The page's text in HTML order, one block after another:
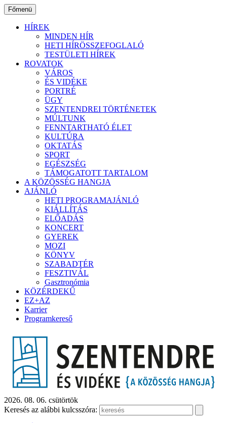
Ugrás
a
tartalomhoz
Főmenü
HÍREK
MINDEN HÍR
HETI HÍRÖSSZEFOGLALÓ
TESTÜLETI HÍREK
ROVATOK
VÁROS
ÉS VIDÉKE
PORTRÉ
ÜGY
SZENTENDREI TÖRTÉNETEK
MÚLTUNK
FENNTARTHATÓ ÉLET
KULTÚRA
OKTATÁS
SPORT
EGÉSZSÉG
TÁMOGATOTT TARTALOM
A KÖZÖSSÉG HANGJA
AJÁNLÓ
HETI PROGRAMAJÁNLÓ
KIÁLLÍTÁS
ELŐADÁS
KONCERT
GYEREK
MOZI
KÖNYV
SZABADTÉR
FESZTIVÁL
Gasztronómia
KÖZÉRDEKŰ
EZ+AZ
Karrier
Programkereső
2026. 08. 06. csütörtök
Keresés az alábbi kulcsszóra: